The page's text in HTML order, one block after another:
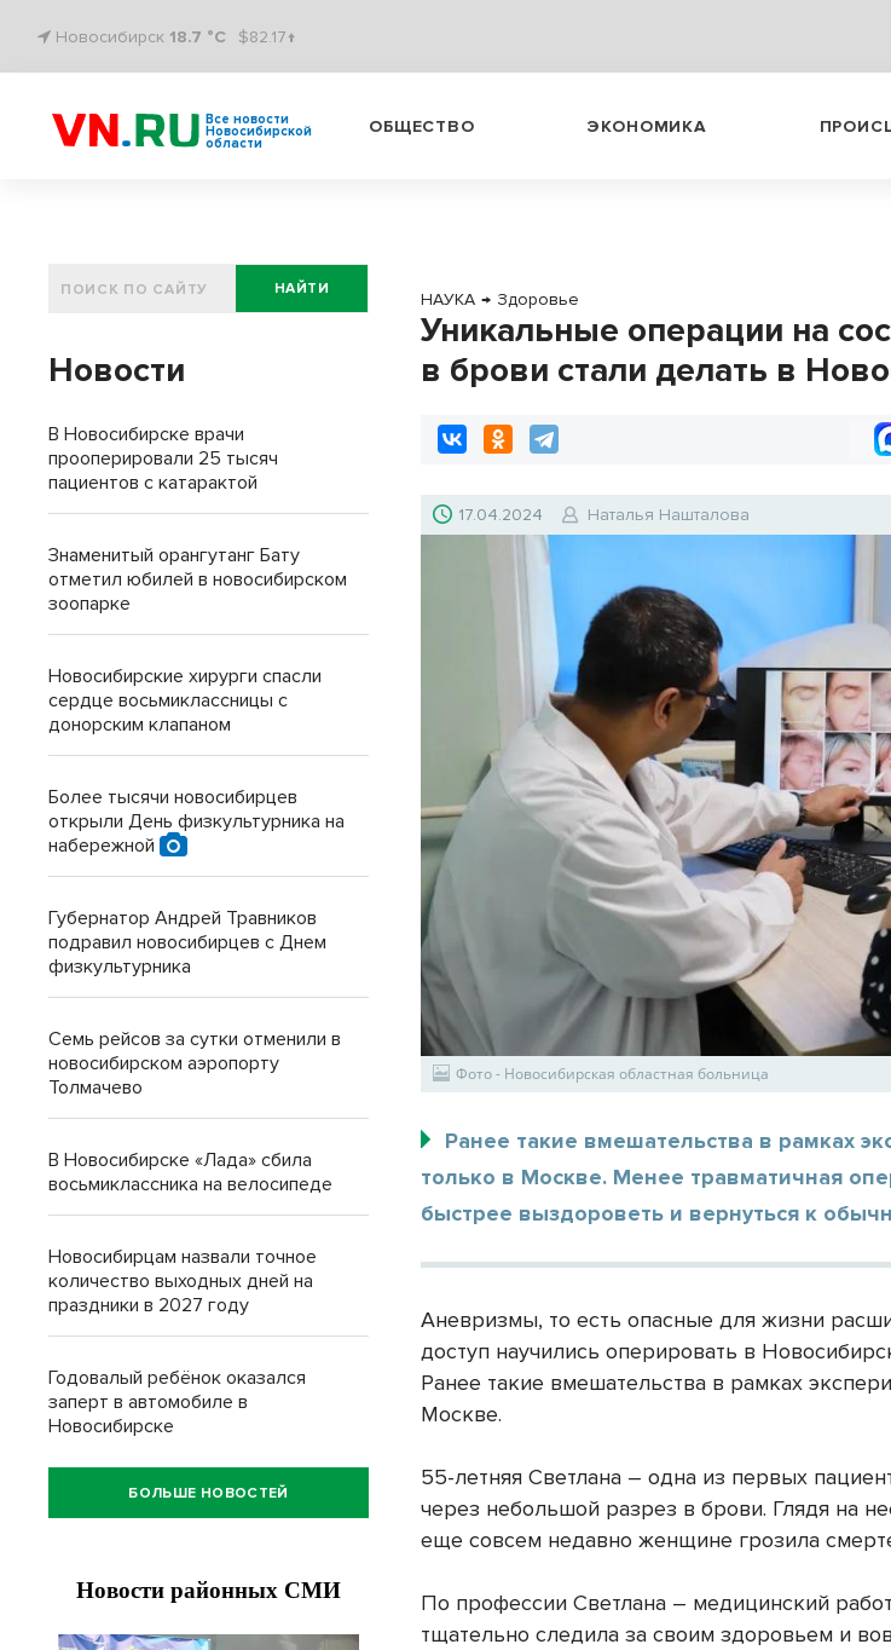
Новосибирск 18.7 °C $82.17↑
Все новости
Новосибирской
области
ОБЩЕСТВО ЭКОНОМИКА
НАУКА → Здоровье
Уникальные операции на
в брови стали делать в
17.04.2024 Наталья Нашталова
Фото - Новосибирская областная больница
Ранее такие вмешательства в рамках
только в Москве. Менее травматичная
быстрее выздороветь и вернуться к
Аневризмы, то есть опасные для жизни
доступ научились оперировать в
Ранее такие вмешательства в рамках
Москве.
55-летняя Светлана – одна из первых
через небольшой разрез в брови. Глядя на
еще совсем недавно женщине грозила
По профессии Светлана – медицинский
тщательно следила за своим здоровьем и
НАЙТИ
Новости
В Новосибирске врачи
прооперировали 25 тысяч
пациентов с катарактой
Знаменитый орангутанг Бату
отметил юбилей в новосибирском
зоопарке
Новосибирские хирурги спасли
сердце восьмиклассницы с
донорским клапаном
Более тысячи новосибирцев
открыли День физкультурника на
набережной
Губернатор Андрей Травников
подравил новосибирцев с Днем
физкультурника
Семь рейсов за сутки отменили в
новосибирском аэропорту
Толмачево
В Новосибирске «Лада» сбила
восьмиклассника на велосипеде
Новосибирцам назвали точное
количество выходных дней на
праздники в 2027 году
Годовалый ребёнок оказался
заперт в автомобиле в
Новосибирске
БОЛЬШЕ НОВОСТЕЙ